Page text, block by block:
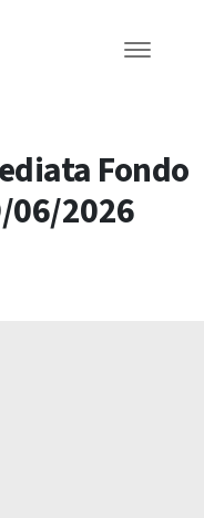
Fondo
06/2026